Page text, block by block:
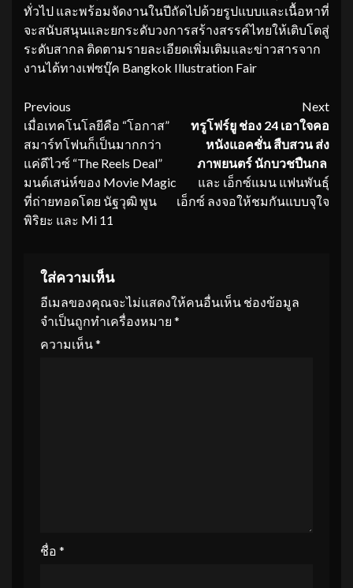
ทั่วไป และพร้อมจัดงานในปีถัดไปด้วยรูปแบบและเนื้อหาที่
จะสนับสนุนและยกระดับวงการสร้างสรรค์ไทยให้เติบโตสู่
ระดับสากล ติดตามรายละเอียดเพิ่มเติมและข่าวสารจาก
งานได้ทางเฟซบุ๊ค Bangkok Illustration Fair
Continue
Reading
Previous
เมื่อเทคโนโลยีคือ “โอกาส”
สมาร์ทโฟนก็เป็นมากกว่า
แค่ดีไวซ์ “The Reels Deal”
มนต์เสน่ห์ของ Movie Magic
ที่ถ่ายทอดโดย นัฐวุฒิ พูน
พิริยะ และ Mi 11
Next
ทรูโฟร์ยู ช่อง 24 เอาใจคอ
หนังแอคชั่น สืบสวน ส่ง
ภาพยนตร์ นักบวชปืนกล
และ เอ็กซ์แมน แฟนพันธุ์
เอ็กซ์ ลงจอให้ชมกันแบบจุใจ
ใส่ความเห็น
อีเมลของคุณจะไม่แสดงให้คนอื่นเห็น ช่องข้อมูล
จำเป็นถูกทำเครื่องหมาย *
ความเห็น*
ชื่อ *